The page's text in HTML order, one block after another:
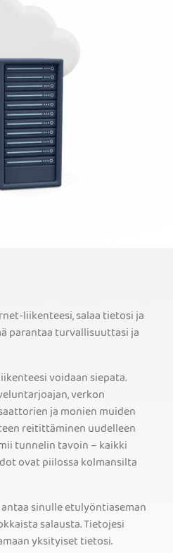
liikenteesi, salaa tietosi ja
parantaa turvallisuuttasi ja
voidaan siepata.
verkon
ja monien muiden
reitittäminen uudelleen
tunnelin tavoin – kaikki
ovat piilossa kolmansilta
sinulle etulyöntiaseman
salausta. Tietojesi
yksityiset tietosi.